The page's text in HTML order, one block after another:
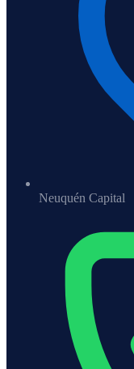
Neuquén Capital